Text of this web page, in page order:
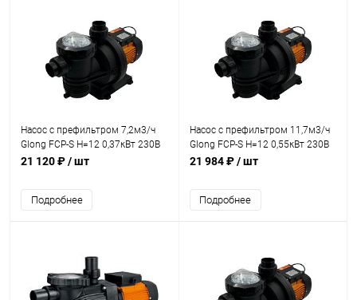
Насос с префильтром 7,2м3/ч
Glong FCP-S Н=12 0,37кВт 230В
(FCP-370S)
21 120 ₽/ шт
Подробнее
Насос с префильтром 11,7м3/ч
Glong FCP-S Н=12 0,55кВт 230В
(FCP-550S)
21 984 ₽/ шт
Подробнее